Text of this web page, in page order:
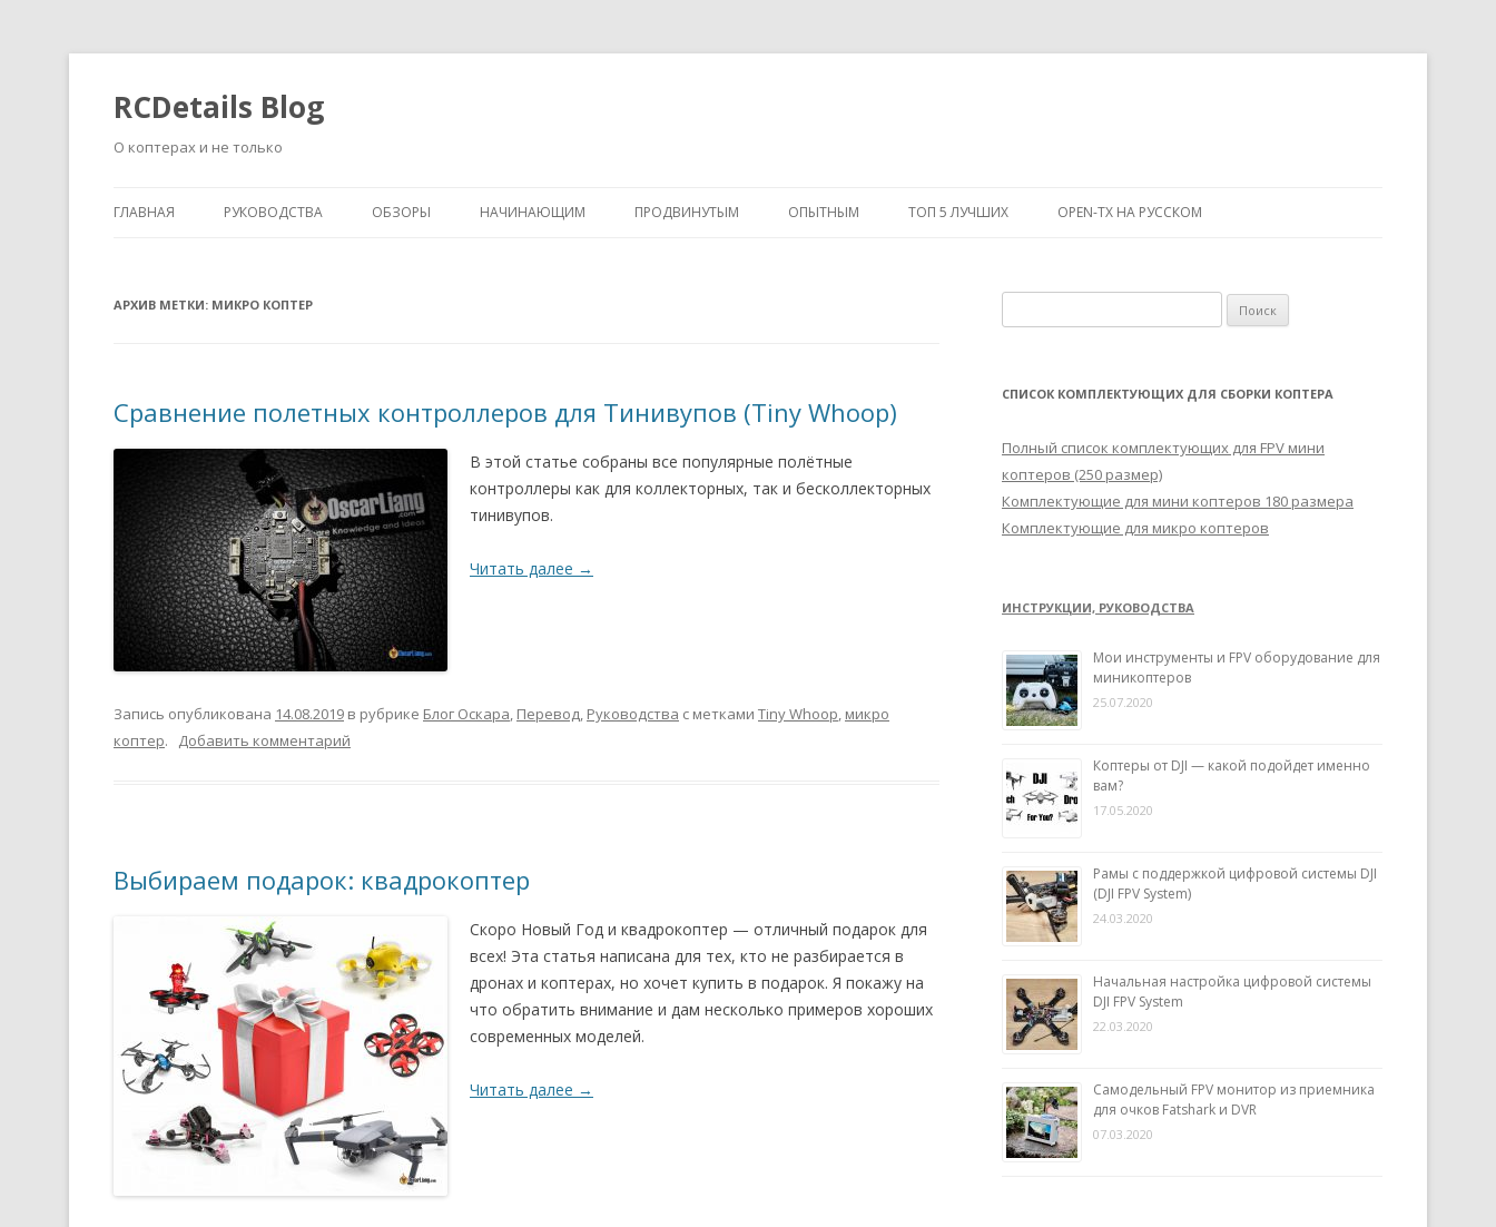
RCDetails Blog
О коптерах и не только
ГЛАВНАЯ РУКОВОДСТВА ОБЗОРЫ НАЧИНАЮЩИМ ПРОДВИНУТЫМ ОПЫТНЫМ ТОП 5 ЛУЧШИХ OPEN-TX НА РУССКОМ
АРХИВ МЕТКИ: МИКРО КОПТЕР
Сравнение полетных контроллеров для Тинивупов (Tiny Whoop)
В этой статье собраны все популярные полётные
контроллеры как для коллекторных, так и бесколлекторных
тинивупов.
Читать далее →
Запись опубликована 14.08.2019 в рубрике Блог Оскара, Перевод, Руководства с метками Tiny Whoop, микро
коптер. Добавить комментарий
Выбираем подарок: квадрокоптер
Скоро Новый Год и квадрокоптер — отличный подарок для
всех! Эта статья написана для тех, кто не разбирается в
дронах и коптерах, но хочет купить в подарок. Я покажу на
что обратить внимание и дам несколько примеров хороших
современных моделей.
Читать далее →
а
т
:
СПИСОК КОМПЛЕКТУЮЩИХ ДЛЯ СБОРКИ КОПТЕРА
Полный список комплектующих для FPV мини
коптеров (250 размер)
Комплектующие для мини коптеров 180 размера
Комплектующие для микро коптеров
ИНСТРУКЦИИ, РУКОВОДСТВА
Мои инструменты и FPV оборудование для
миникоптеров
25.07.2020
Коптеры от DJI — какой подойдет именно
вам?
17.05.2020
Рамы с поддержкой цифровой системы DJI
(DJI FPV System)
24.03.2020
Начальная настройка цифровой системы
DJI FPV System
22.03.2020
Самодельный FPV монитор из приемника
для очков Fatshark и DVR
07.03.2020